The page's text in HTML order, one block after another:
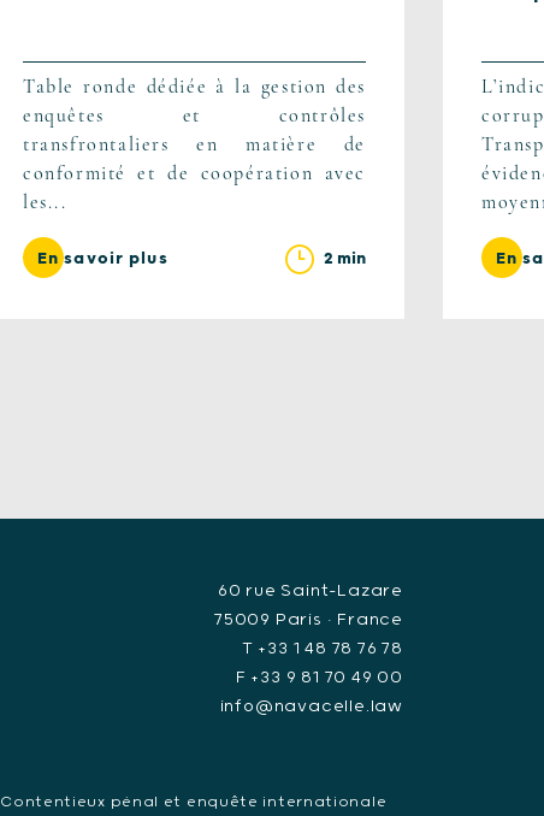
Table ronde dédiée à la gestion des
enquêtes et contrôles
transfrontaliers en matière de
conformité et de coopération avec
les...
En savoir plus 2 min En
60 rue Saint-Lazare
75009 Paris • France
T +33 1 48 78 76 78
F +33 9 81 70 49 00
info@navacelle.law
Contentieux pénal et enquête internationale